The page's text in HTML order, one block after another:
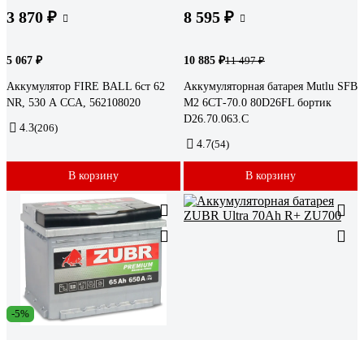
3 870 ₽
5 067 ₽
Аккумулятор FIRE BALL 6ст 62
NR, 530 А CCA, 562108020
4.3(206)
В корзину
8 595 ₽
10 885 ₽11 497 ₽
Аккумуляторная батарея Mutlu SFB
M2 6СТ-70.0 80D26FL бортик
D26.70.063.С
4.7(54)
В корзину
-5%